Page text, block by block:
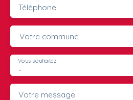
Téléphone
Votre commune
-
Vous souhaitez
Votre message